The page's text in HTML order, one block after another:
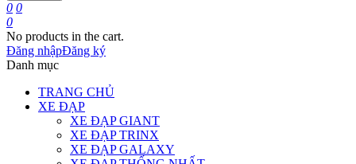
0 0
0
No products in the cart.
Đăng nhậpĐăng ký
Danh mục
TRANG CHỦ
XE ĐẠP
XE ĐẠP GIANT
XE ĐẠP TRINX
XE ĐẠP GALAXY